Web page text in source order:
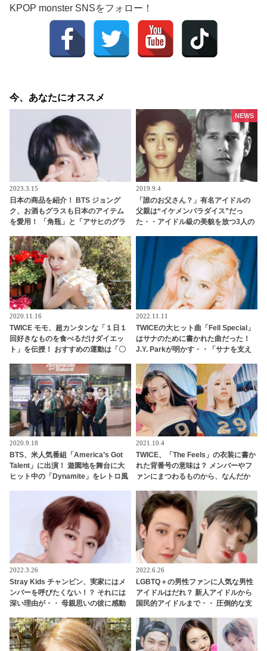
KPOP monster SNSをフォロー！
今、あなたにオススメ
2023.3.15
日本の商品を紹介！ BTS ジョング
ク、お酒もグラスも日本のアイテム
を愛用！ 「角瓶」と「アサヒのグラ
ファン大喜び
2019.9.4
「誰のお父さん？」有名アイドルの
父親は“イケメンパラダイス”だっ
た・・アイドル級の美貌を放つ3人の
NEWS
2020.11.16
TWICE モモ、超カンタンな「１日１
回好きなものを食べるだけダイエッ
ト」を伝授！ おすすめの運動は「〇
2022.11.11
TWICEの大ヒット曲「Fell Special」
はサナのために書かれた曲だった！
J.Y. Parkが明かす・・「サナを支え
彼女たちの友情に敬意を表す
2020.9.18
BTS、米人気番組「America’s Got
Talent」に出演！ 遊園地を舞台に大
ヒット中の「Dynamite」をレトロ風
2021.10.4
TWICE、「The Feels」の衣装に書か
れた背番号の意味は？ メンバーやフ
ァンにまつわるものから、なんだか
なるその意味とは？
2022.3.26
Stray Kids チャンビン、実家にはメ
ンバーを呼びたくない！？ それには
深い理由が・・ 母親思いの彼に感動
2022.6.26
LGBTQ＋の男性ファンに人気な男性
アイドルはだれ？ 新人アイドルから
国民的アイドルまで・・ 圧倒的な支